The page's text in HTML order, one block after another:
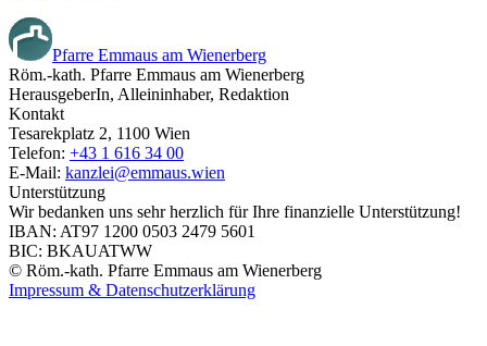
Pfarre Emmaus am Wienerberg
Röm.-kath. Pfarre Emmaus am Wienerberg
HerausgeberIn, Alleininhaber, Redaktion
Kontakt
Tesarekplatz 2, 1100 Wien
Telefon: +43 1 616 34 00
E-Mail: kanzlei@emmaus.wien
Unterstützung
Wir bedanken uns sehr herzlich für Ihre finanzielle Unterstützung!
IBAN: AT97 1200 0503 2479 5601
BIC: BKAUATWW
© Röm.-kath. Pfarre Emmaus am Wienerberg
Impressum & Datenschutzerklärung